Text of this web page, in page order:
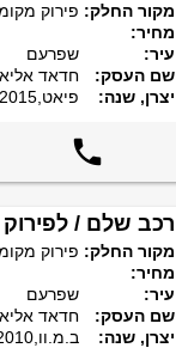
מקור החלק: פירוק
מחיר:
עיר:
שפרעם
שם העסק:
חדאד
יצרן, שנה:
פיאט,2015

רכב שלם / לפירוק
מקור החלק: פירוק
מחיר:
עיר:
שפרעם
שם העסק:
חדאד
יצרן, שנה:
ב.מ.וו,2010